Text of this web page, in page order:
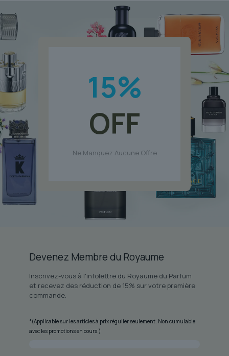
15%
OFF
Ne Manquez Aucune Offre
Devenez Membre du Royaume
Inscrivez-vous à l'infolettre du Royaume du Parfum
et recevez des réduction de 15% sur votre première
commande.
*(Applicable sur les articles à prix régulier seulement. Non cumulable
avec les promotions en cours.)